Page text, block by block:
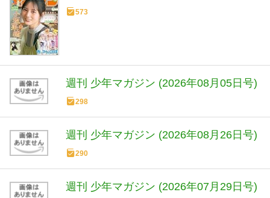
573
週刊 少年マガジン (2026年08月05日号)
298
週刊 少年マガジン (2026年08月26日号)
290
週刊 少年マガジン (2026年07月29日号)